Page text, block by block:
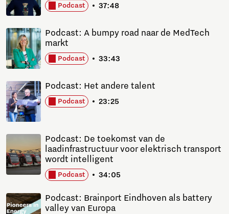
Podcast 37:48
Podcast 33:43
Podcast: A bumpy road naar de MedTech
markt
Podcast 23:25
Podcast: Het andere talent
Podcast 34:05
Podcast: De toekomst van de
laadinfrastructuur voor elektrisch transport
wordt intelligent
Podcast: Brainport Eindhoven als battery
valley van Europa